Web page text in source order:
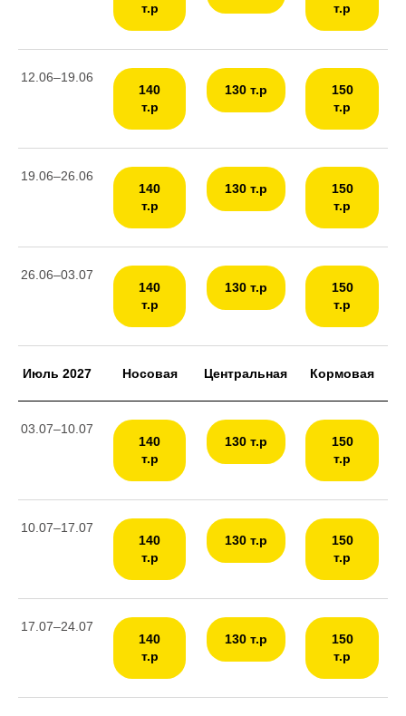
т.р
т.р
12.06–19.06
140
т.р
130 т.р
150
т.р
19.06–26.06
140
т.р
130 т.р
150
т.р
26.06–03.07
140
т.р
130 т.р
150
т.р
Июль 2027 Носовая Центральная Кормовая
03.07–10.07
140
т.р
130 т.р
150
т.р
10.07–17.07
140
т.р
130 т.р
150
т.р
17.07–24.07
140
т.р
130 т.р
150
т.р